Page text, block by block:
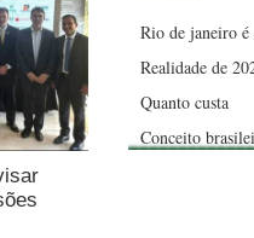
Rio de janeiro
Realidade de
Quanto custa
Conceito